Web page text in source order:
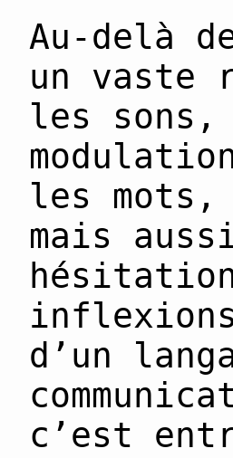
Au-delà
un vaste
les
les
mais
d’un
c’est